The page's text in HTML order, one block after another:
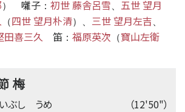
） 囃子 ： 初世 藤舎呂雪
五世 望月
（四世 望月朴清）、 三世 望月左吉
田喜三久 笛 ： 福原英次 （寶山左衛
梅
（12'50"）
ぶし うめ